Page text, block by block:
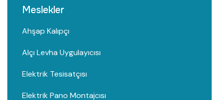
Meslekler
Ahşap Kalıpçı
Alçı Levha Uygulayıcısı
Elektrik Tesisatçısı
Elektrik Pano Montajcısı